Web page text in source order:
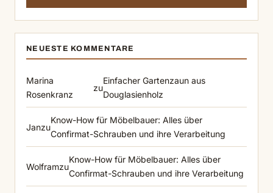
NEUESTE KOMMENTARE
Marina
Rosenkranz
zu
Einfacher Gartenzaun aus
Douglasienholz
Janzu
Know-How für Möbelbauer: Alles über
Confirmat-Schrauben und ihre Verarbeitung
Wolframzu
Know-How für Möbelbauer: Alles über
Confirmat-Schrauben und ihre Verarbeitung